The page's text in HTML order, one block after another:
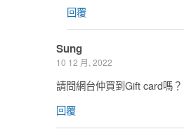
回覆
Sung
10 12 月, 2022
請問網台仲買到Gift card嗎
回覆